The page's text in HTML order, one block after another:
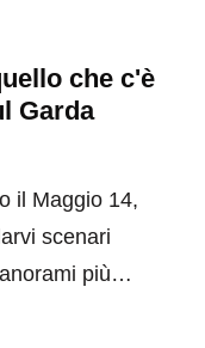
che c'è
Garda
il Maggio 14,
scenari
più…